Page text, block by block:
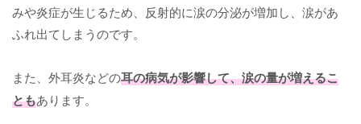
みや炎症が生じるため、反射的に涙の分泌が増加し、涙があ
ふれ出てしまうのです。
また、外耳炎などの耳の病気が影響して、涙の量が増えるこ
ともあります。